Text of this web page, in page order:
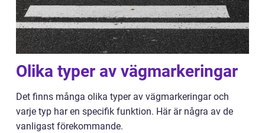
Olika typer av vägmarkeringar
Det finns många olika typer av vägmarkeringar och
varje typ har en specifik funktion. Här är några av de
vanligast förekommande.